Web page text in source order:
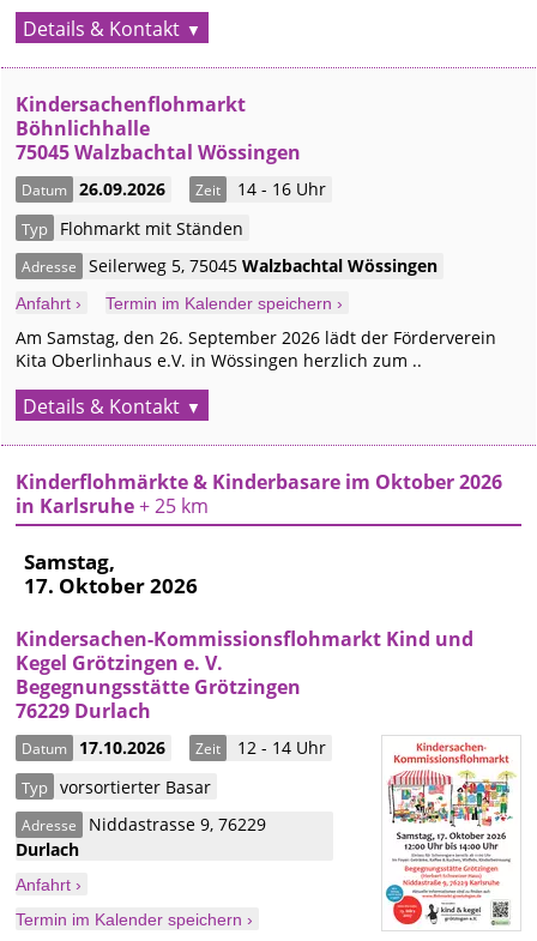
Details & Kontakt
Kindersachenflohmarkt
Böhnlichhalle
75045 Walzbachtal Wössingen
Datum 26.09.2026 Zeit 14 - 16 Uhr
Typ Flohmarkt mit Ständen
Adresse Seilerweg 5,75045WalzbachtalWössingen
Anfahrt › Termin im Kalender speichern ›
Am Samstag, den 26. September 2026 lädt der Förderverein
Kita Oberlinhaus e.V. in Wössingen herzlich zum ..
Details & Kontakt
Kinderflohmärkte & Kinderbasare im Oktober 2026
in Karlsruhe+ 25 km
Samstag,
17. Oktober 2026
Kindersachen-Kommissionsflohmarkt Kind und
Kegel Grötzingen e. V.
Begegnungsstätte Grötzingen
76229 Durlach
Datum 17.10.2026 Zeit 12 - 14 Uhr
Typ vorsortierter Basar
Adresse Niddastrasse 9,76229
Durlach
Anfahrt ›
Termin im Kalender speichern ›